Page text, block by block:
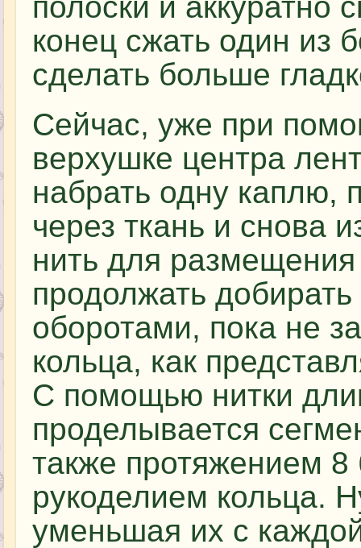
конец сжать один из
сделать больше
Сейчас, уже при
верхушке центра
набрать одну каплю,
через ткань и снова
нить для
продолжать
оборотами, пока не
кольца, как
С помощью нитки
проделывается
также протяжением
рукоделием кольца.
уменьшая их с